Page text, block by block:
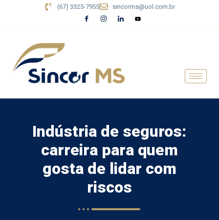
(67) 3325-7955 sincorms@uol.com.br
Indústria de seguros:
carreira para quem
gosta de lidar com
riscos